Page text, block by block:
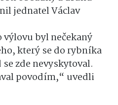
jednatel Václav
byl nečekaný
který se do rybníka
zde nevyskytoval.
povodím,“ uvedli